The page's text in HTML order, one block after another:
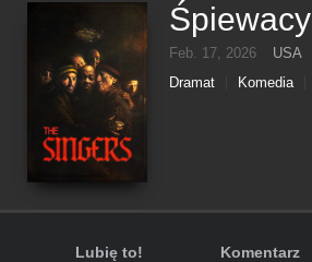
Śpiewacy
Feb. 17, 2026 USA
Dramat
Komedia
Lubię to! Komentarz